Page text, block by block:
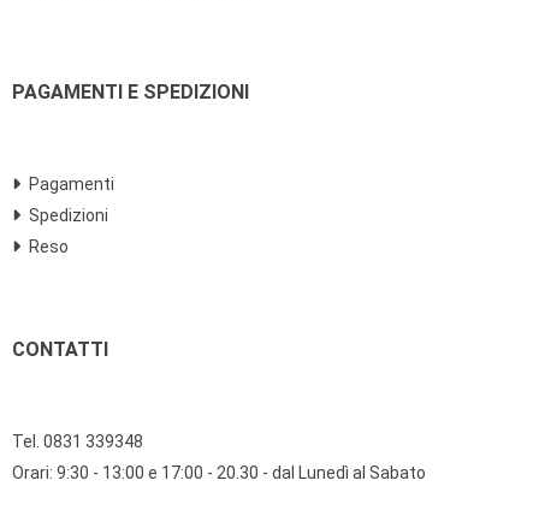
PAGAMENTI E SPEDIZIONI
Pagamenti
Spedizioni
Reso
CONTATTI
Tel. 0831 339348
Orari: 9:30 - 13:00 e 17:00 - 20.30 - dal Lunedì al Sabato